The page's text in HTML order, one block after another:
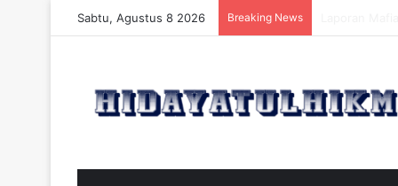
Sabtu, Agustus 8 2026 Breaking News